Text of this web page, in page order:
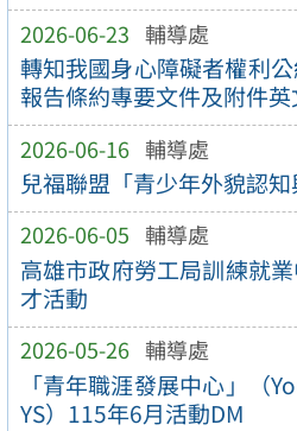
2026-06-23 輔導處
轉知我國身心障礙者權利
報告條約專要文件及附件英
2026-06-16 輔導處
兒福聯盟「青少年外貌認知
2026-06-05 輔導處
高雄市政府勞工局訓練就
才活動
2026-05-26 輔導處
「青年職涯發展中心」（
YS）115年6月活動DM